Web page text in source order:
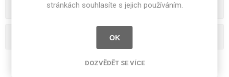
Kategorie
stránkách souhlasíte s jejich používáním.
OK
DOZVĚDĚT SE VÍCE